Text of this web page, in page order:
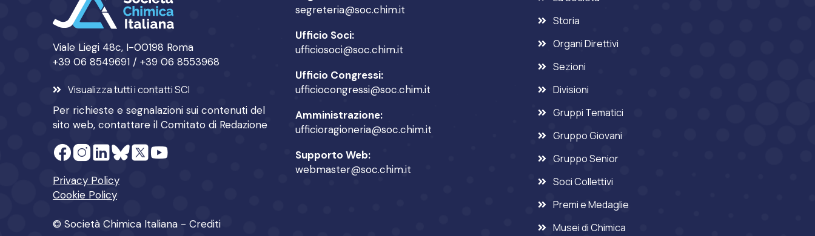
Viale Liegi 48c, I-00198 Roma
+39 06 8549691 / +39 06 8553968
Visualizza tutti i contatti SCI
Per richieste e segnalazioni sui contenuti del
sito web, contattare il Comitato di Redazione
Privacy Policy
Cookie Policy
© Società Chimica Italiana - Crediti
segreteria@soc.chim.it
Ufficio Soci:
ufficiosoci@soc.chim.it
Ufficio Congressi:
ufficiocongressi@soc.chim.it
Amministrazione:
ufficioragioneria@soc.chim.it
Supporto Web:
webmaster@soc.chim.it
Storia
Organi Direttivi
Sezioni
Divisioni
Gruppi Tematici
Gruppo Giovani
Gruppo Senior
Soci Collettivi
Premi e Medaglie
Musei di Chimica